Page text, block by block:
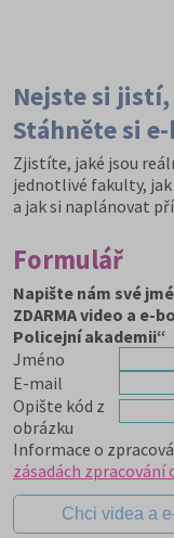
Nejste si jistí,
Stáhněte si
Zjistíte, jaké jsou
jednotlivé fakulty,
a jak si naplánovat
Formulář
Napište nám své
ZDARMA video a e-
Policejní akademii“
Jméno
E-mail
Opište kód z
obrázku
Informace o
zásadách zpracování